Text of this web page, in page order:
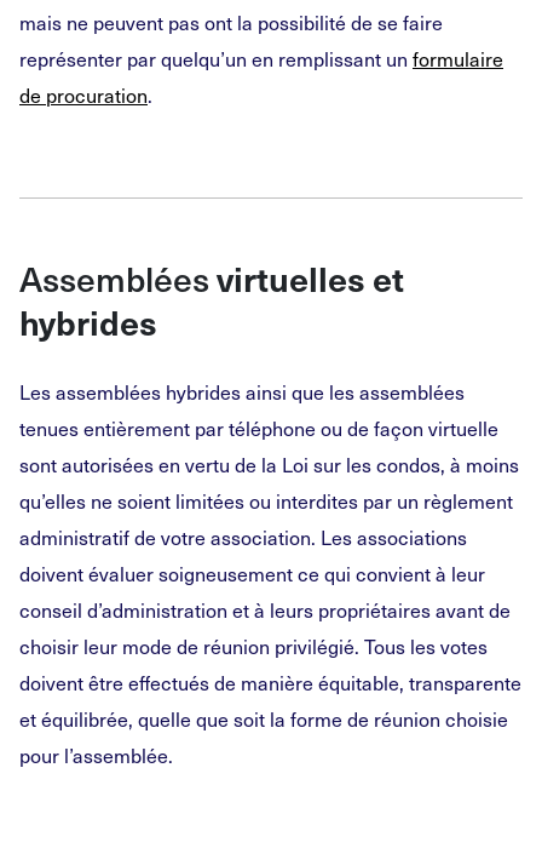
mais ne peuvent pas ont la possibilité de se faire
représenter par quelqu’un en remplissant un formulaire
de procuration.
Assembléesvirtuelles et
hybrides
Les assemblées hybrides ainsi que les assemblées
tenues entièrement par téléphone ou de façon virtuelle
sont autorisées en vertu de la Loi sur les condos, à moins
qu’elles ne soient limitées ou interdites par un règlement
administratif de votre association. Les associations
doivent évaluer soigneusement ce qui convient à leur
conseil d’administration et à leurs propriétaires avant de
choisir leur mode de réunion privilégié. Tous les votes
doivent être effectués de manière équitable, transparente
et équilibrée, quelle que soit la forme de réunion choisie
pour l’assemblée.